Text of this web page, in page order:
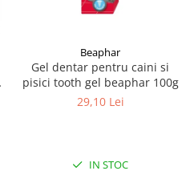
Beaphar
Gel dentar pentru caini si
pisici tooth gel beaphar 100g
29,10 Lei
IN STOC